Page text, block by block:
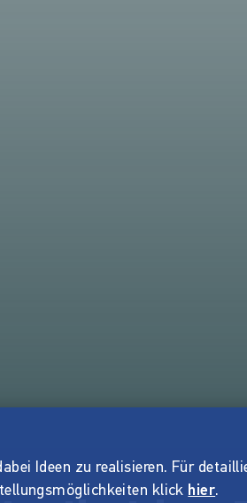
Ideen zu realisieren. Für
klick hier.